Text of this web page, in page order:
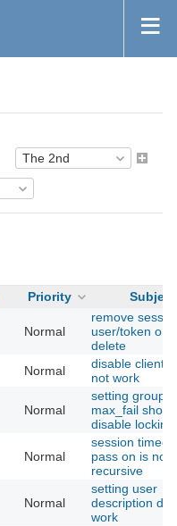
Priority Subject
Normal
remove
user/token on
delete
Normal
disable clients
not work
Normal
setting group
max_fail
disable locking
Normal
session
pass on is not
recursive
Normal
setting user
description
work